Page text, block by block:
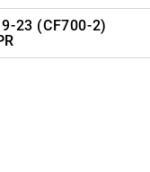
23 (CF700-2)